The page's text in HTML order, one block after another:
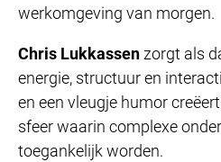
werkomgeving van morgen.
Chris Lukkassenzorgt als
energie, structuur en
en een vleugje humor
sfeer waarin complexe
toegankelijk worden.